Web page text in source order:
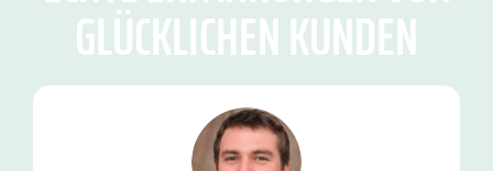
GLÜCKLICHEN KUNDEN